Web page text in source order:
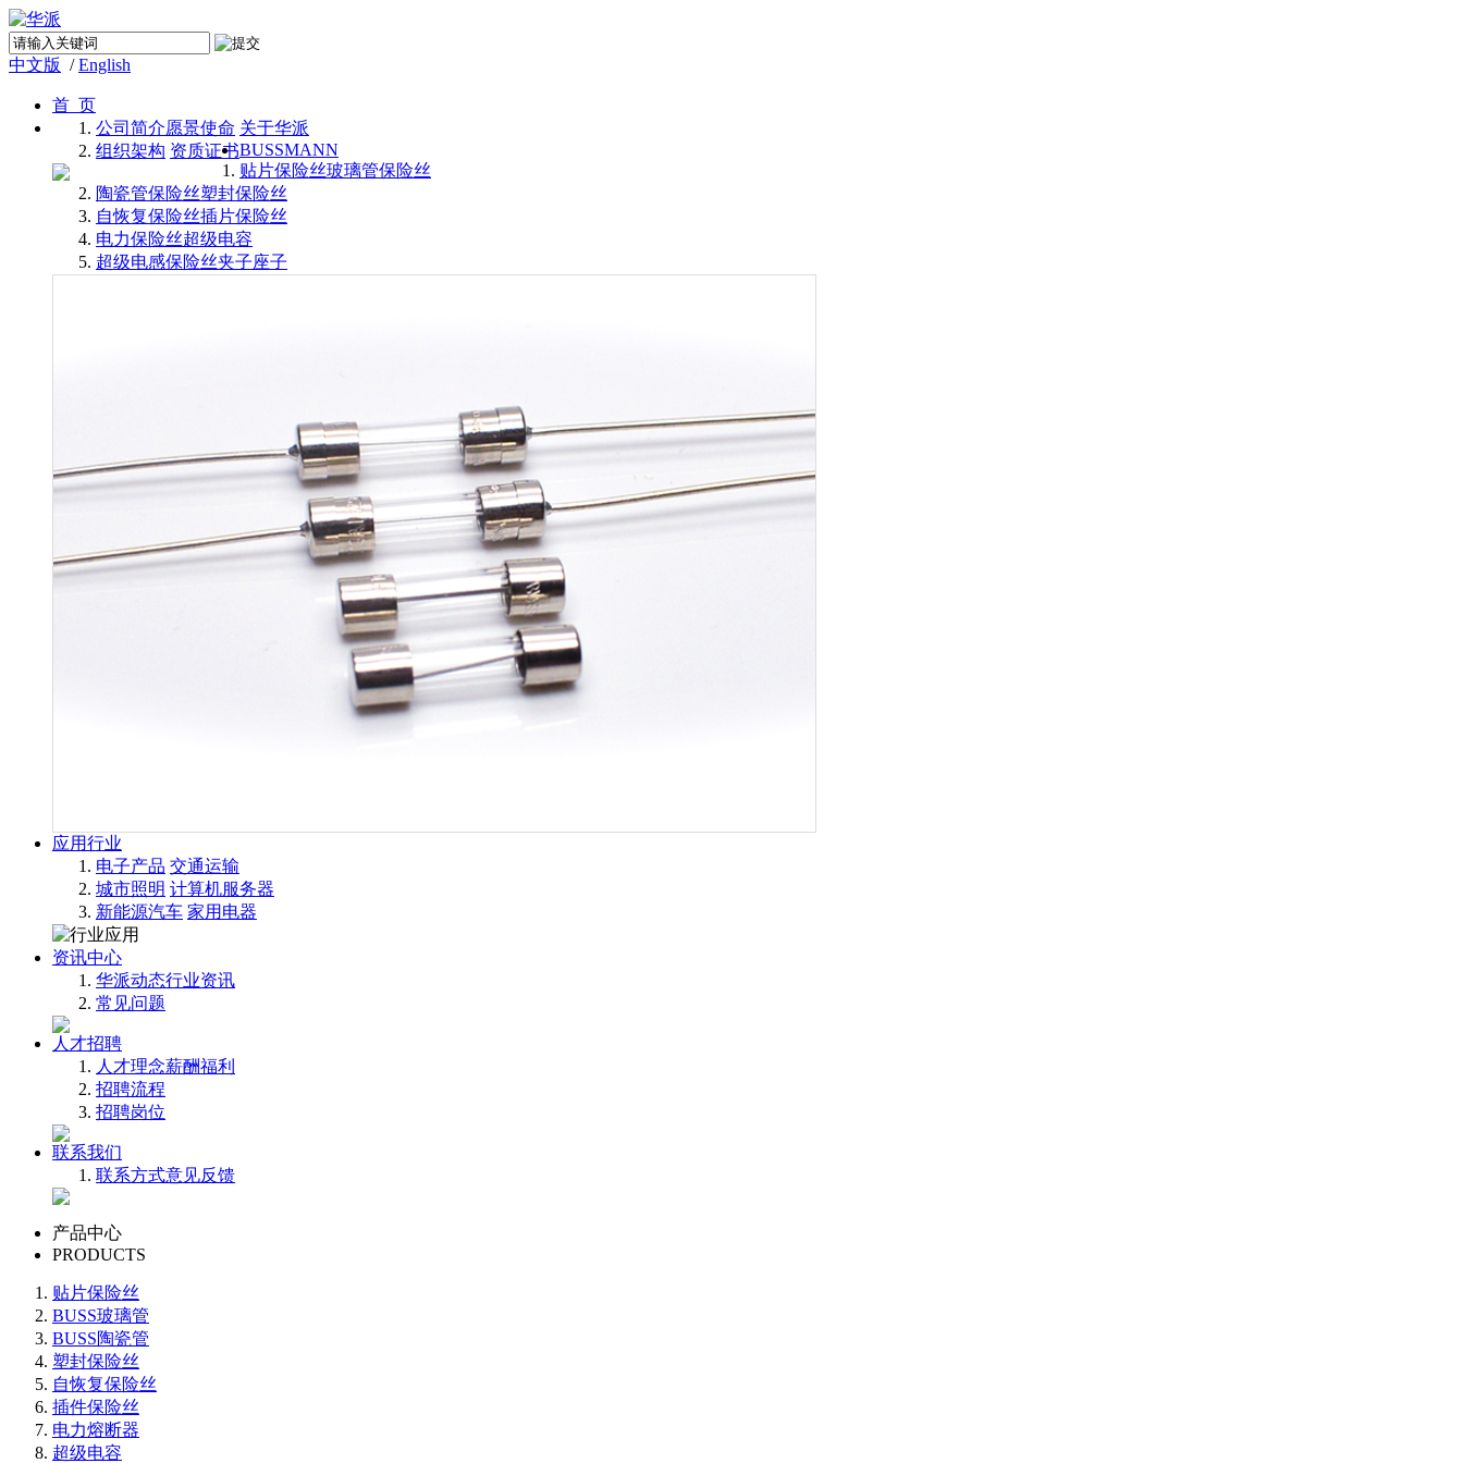
中文版 /English
首 页
关于华派
公司简介愿景使命
组织架构 资质证书BUSSMANN
贴片保险丝玻璃管保险丝
陶瓷管保险丝塑封保险丝
自恢复保险丝插片保险丝
电力保险丝超级电容
超级电感保险丝夹子座子
应用行业
电子产品 交通运输
城市照明 计算机服务器
新能源汽车 家用电器
资讯中心
华派动态行业资讯
常见问题
人才招聘
人才理念薪酬福利
招聘流程
招聘岗位
联系我们
联系方式意见反馈
产品中心
PRODUCTS
贴片保险丝
BUSS玻璃管
BUSS陶瓷管
塑封保险丝
自恢复保险丝
插件保险丝
电力熔断器
超级电容